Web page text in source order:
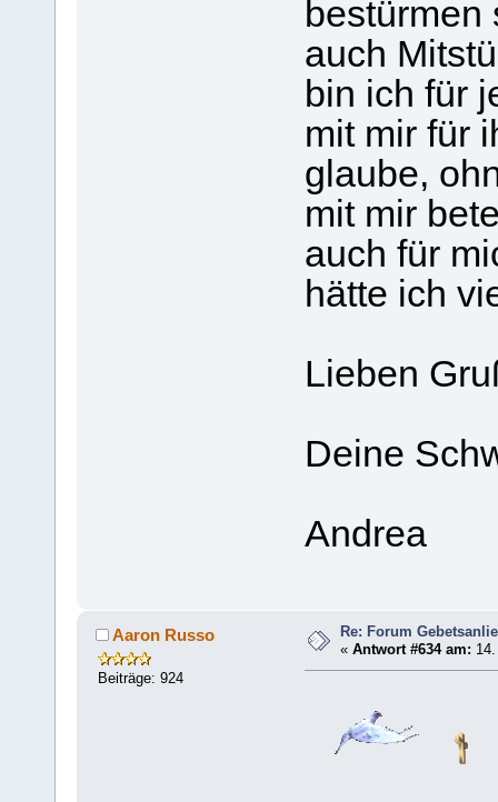
bestürmen
auch
bin ich für
mit mir für
glaube,
mit mir
auch für
hätte ich
Lieben
Deine
Andrea
Aaron Russo
Beiträge: 924
Re: Forum
«Antwort #634 am: